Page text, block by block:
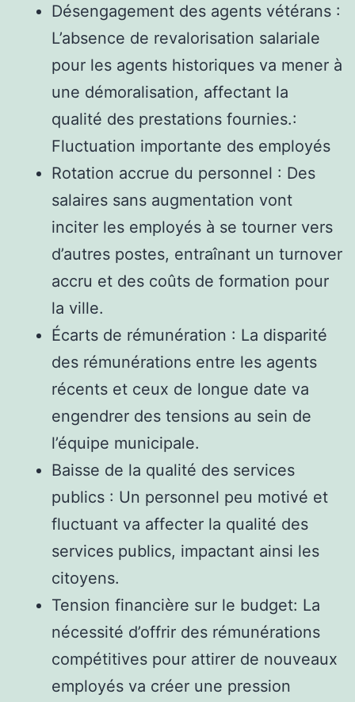
Désengagement des agents vétérans :
L’absence de revalorisation salariale
pour les agents historiques va mener à
une démoralisation, affectant la
qualité des prestations fournies.:
Fluctuation importante des employés
Rotation accrue du personnel : Des
salaires sans augmentation vont
inciter les employés à se tourner vers
d’autres postes, entraînant un turnover
accru et des coûts de formation pour
la ville.
Écarts de rémunération : La disparité
des rémunérations entre les agents
récents et ceux de longue date va
engendrer des tensions au sein de
l’équipe municipale.
Baisse de la qualité des services
publics : Un personnel peu motivé et
fluctuant va affecter la qualité des
services publics, impactant ainsi les
citoyens.
Tension financière sur le budget: La
nécessité d’offrir des rémunérations
compétitives pour attirer de nouveaux
employés va créer une pression